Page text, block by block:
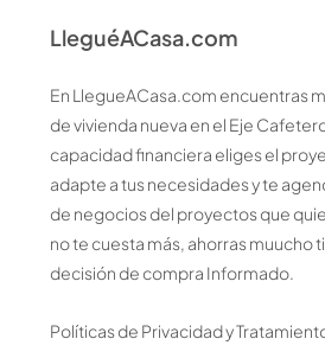
LleguéACasa.com
En LlegueACasa.com encuentras
de vivienda nueva en el Eje
capacidad financiera eliges el
adapte a tus necesidades y te
de negocios del proyectos que
no te cuesta más, ahorras muucho
decisión de compra Informado.
Políticas de Privacidad y